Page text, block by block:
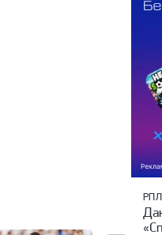
РПЛ